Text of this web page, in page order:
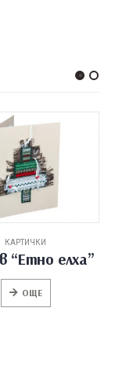
КАРТИЧКИ
“Ангел”
ОЩЕ